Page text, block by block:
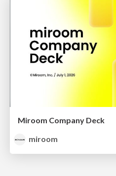
Miroom Company Deck
miroom